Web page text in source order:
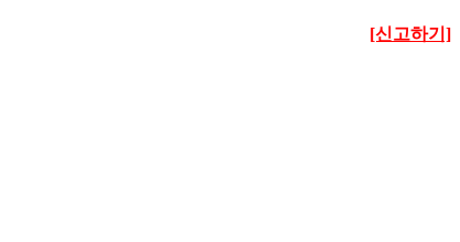
[신고하기]